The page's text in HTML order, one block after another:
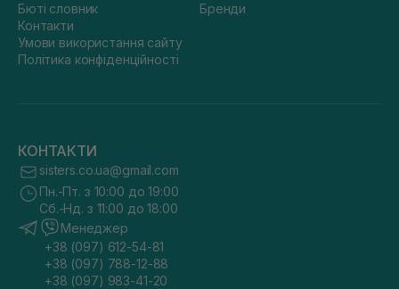
Бюті словник
Контакти
Умови використання сайту
Політика конфіденційності
Бренди
КОНТАКТИ
sisters.co.ua@gmail.com
Пн.-Пт. з 10:00 до 19:00
Сб.-Нд. з 11:00 до 18:00
Менеджер
+38 (097) 612-54-81
+38 (097) 788-12-88
+38 (097) 983-41-20